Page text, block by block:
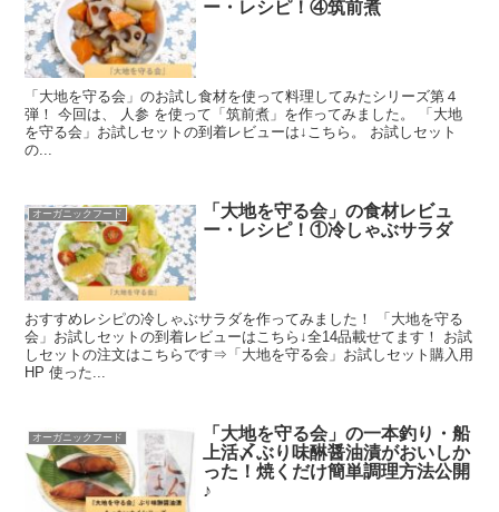
ー・レシピ！④筑前煮
「大地を守る会」のお試し食材を使って料理してみたシリーズ第４
弾！ 今回は、 人参 を使って「筑前煮」を作ってみました。 「大地
を守る会」お試しセットの到着レビューは↓こちら。 お試しセット
の...
オーガニックフード
「大地を守る会」の食材レビュ
ー・レシピ！①冷しゃぶサラダ
おすすめレシピの冷しゃぶサラダを作ってみました！ 「大地を守る
会」お試しセットの到着レビューはこちら↓全14品載せてます！ お試
しセットの注文はこちらです⇒「大地を守る会」お試しセット購入用
HP 使った...
オーガニックフード
「大地を守る会」の一本釣り・船
上活〆ぶり味醂醤油漬がおいしか
った！焼くだけ簡単調理方法公開
♪